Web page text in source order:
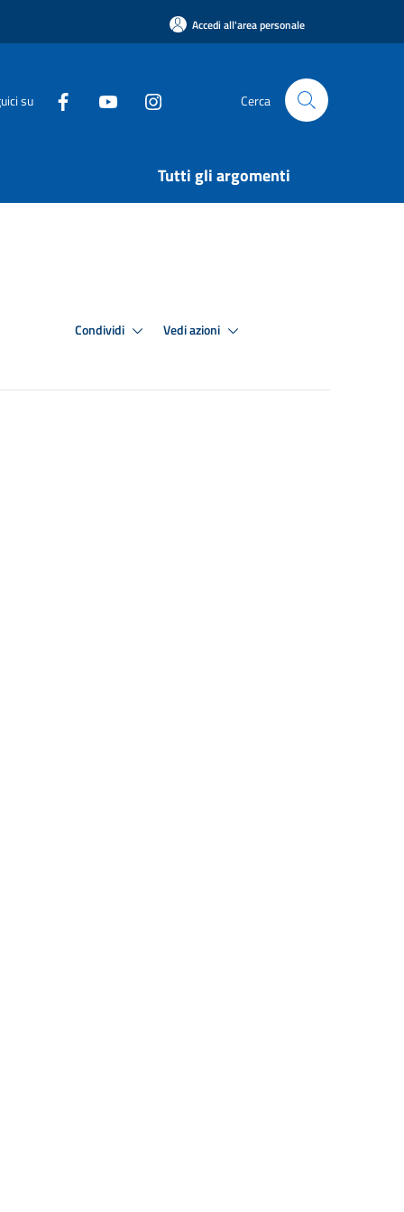
Accedi all'area personale
su Cerca
Tutti gli argomenti
Condividi Vedi azioni